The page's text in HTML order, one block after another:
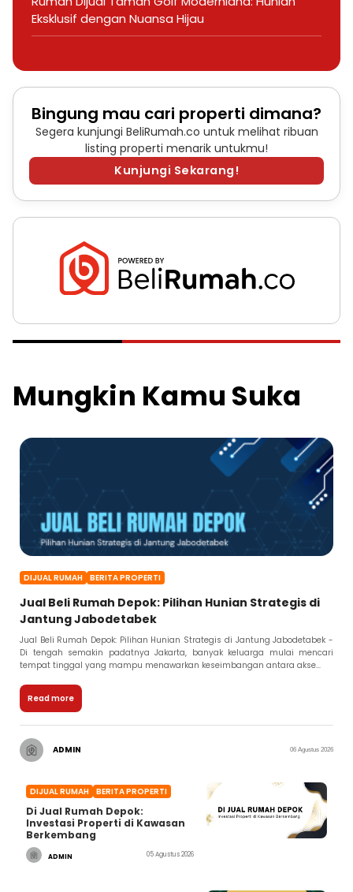
Eksklusif dengan Nuansa Hijau
Bingung mau cari properti dimana?
Segera kunjungi BeliRumah.co untuk melihat ribuan
listing properti menarik untukmu!
Kunjungi Sekarang!
Mungkin Kamu Suka
DIJUAL RUMAH BERITA PROPERTI
Jual Beli Rumah Depok: Pilihan Hunian Strategis di
Jantung Jabodetabek
Jual Beli Rumah Depok: Pilihan Hunian Strategis di Jantung Jabodetabek -
Di tengah semakin padatnya Jakarta, banyak keluarga mulai mencari
tempat tinggal yang mampu menawarkan keseimbangan antara akse...
Read more
ADMIN 06 Agustus 2026
DIJUAL RUMAH BERITA PROPERTI
Di Jual Rumah Depok:
Investasi Properti di Kawasan
Berkembang
ADMIN 05 Agustus 2026